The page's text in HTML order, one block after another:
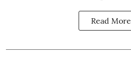
Read More